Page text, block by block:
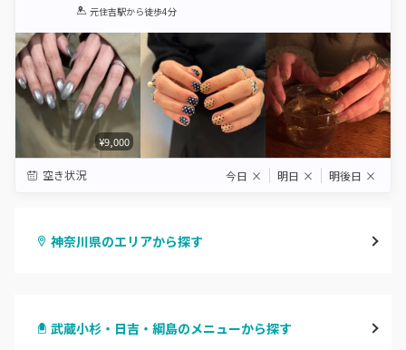
1 2 3 4 5
元住吉駅から徒歩4分
¥9,000
空き状況 今日 × 明日 × 明後日 ×
神奈川県のエリアから探す
武蔵小杉・日吉・綱島のメニューから探す